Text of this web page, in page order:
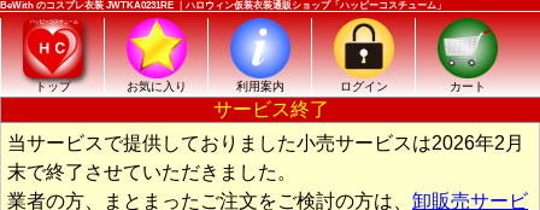
BeWith のコスプレ衣装 JWTKA0231RE ｜ハロウィン仮装衣装通販ショップ「ハッピーコスチューム」
トップ お気に入り 利用案内 ログイン カート
サービス終了
当サービスで提供しておりました小売サービスは2026年2月
末で終了させていただきました。
業者の方、まとまったご注文をご検討の方は、 卸販売サービ